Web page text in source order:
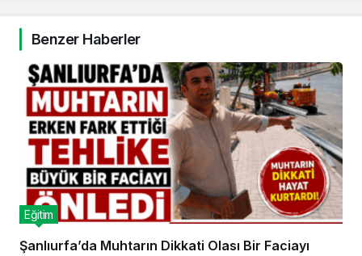
Benzer Haberler
Şanlıurfa’da Muhtarın Dikkati Olası Bir Faciayı
Eğitim